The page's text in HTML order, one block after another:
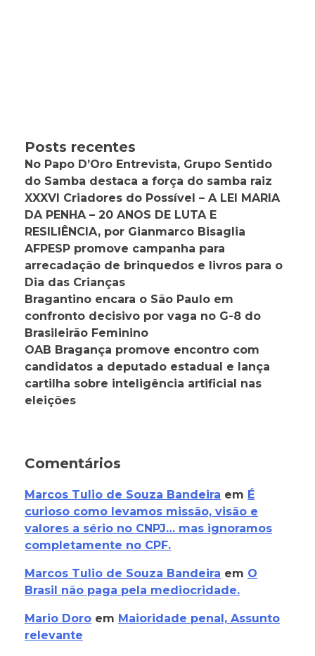
Posts recentes
No Papo D’Oro Entrevista, Grupo Sentido
do Samba destaca a força do samba raiz
XXXVI Criadores do Possível – A LEI MARIA
DA PENHA – 20 ANOS DE LUTA E
RESILIÊNCIA, por Gianmarco Bisaglia
AFPESP promove campanha para
arrecadação de brinquedos e livros para o
Dia das Crianças
Bragantino encara o São Paulo em
confronto decisivo por vaga no G-8 do
Brasileirão Feminino
OAB Bragança promove encontro com
candidatos a deputado estadual e lança
cartilha sobre inteligência artificial nas
eleições
Comentários
Marcos Tulio de Souza Bandeira em É
curioso como levamos missão, visão e
valores a sério no CNPJ… mas ignoramos
completamente no CPF.
Marcos Tulio de Souza Bandeira em O
Brasil não paga pela mediocridade.
Mario Doro em Maioridade penal, Assunto
relevante